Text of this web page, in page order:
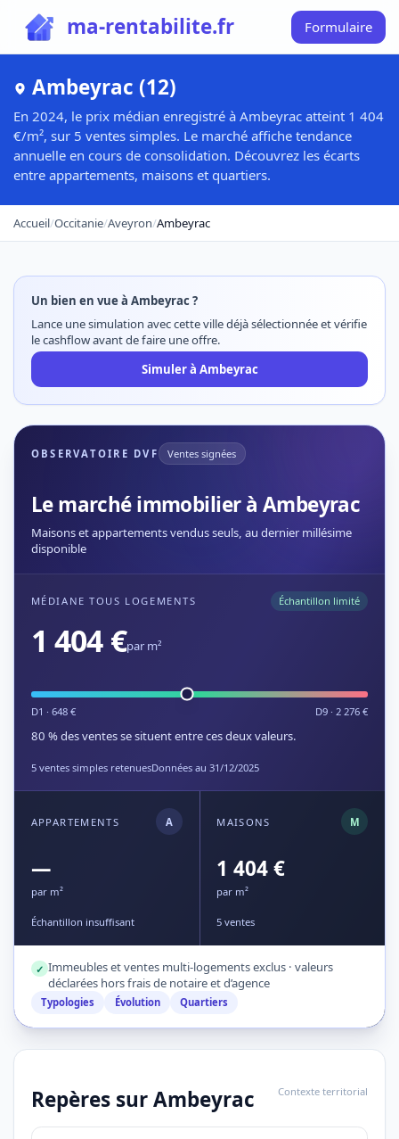
ma-rentabilite.fr Formulaire
Ambeyrac (12)
En 2024, le prix médian enregistré à Ambeyrac atteint 1 404
€/m², sur 5 ventes simples. Le marché affiche tendance
annuelle en cours de consolidation. Découvrez les écarts
entre appartements, maisons et quartiers.
Accueil/Occitanie/Aveyron/Ambeyrac
Un bien en vue à Ambeyrac ?
Lance une simulation avec cette ville déjà sélectionnée et vérifie
le cashflow avant de faire une offre.
Simuler à Ambeyrac
OBSERVATOIRE DVF Ventes signées
Le marché immobilier à Ambeyrac
Maisons et appartements vendus seuls, au dernier millésime
disponible
MÉDIANE TOUS LOGEMENTS Échantillon limité
1 404 €par m²
D1 · 648 € D9 · 2 276 €
80 % des ventes se situent entre ces deux valeurs.
5 ventes simples retenuesDonnées au 31/12/2025
APPARTEMENTS A
—
par m²
Échantillon insuffisant
MAISONS M
1 404 €
par m²
5 ventes
✓ Immeubles et ventes multi-logements exclus · valeurs
déclarées hors frais de notaire et d’agence
Typologies Évolution Quartiers
Repères sur Ambeyrac Contexte territorial